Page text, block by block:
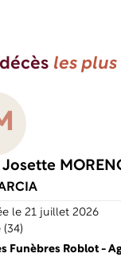
les
Josette
(34)
e le 21 juillet 2026
Funèbres Roblot -